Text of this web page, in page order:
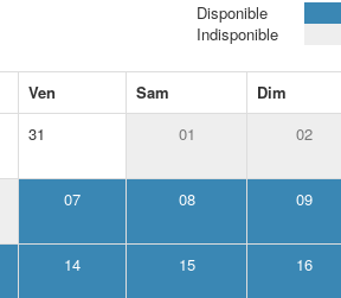
Disponible
Indisponible
Ven Sam
Dim
31
01 02
07 08 09
14 15 16